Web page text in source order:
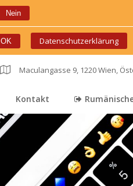
Nein
OK Datenschutzerklärung
Maculangasse 9, 1220 Wien,
Kontakt